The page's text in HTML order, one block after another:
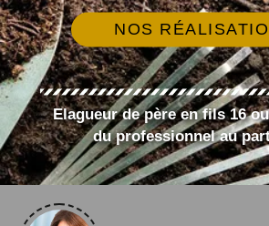
NOS
Elagueur de père en fils 16
du professionnel au